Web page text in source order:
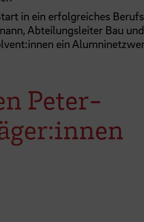
in ein erfolgreiches
Abteilungsleiter Bau und
ein
Peter-